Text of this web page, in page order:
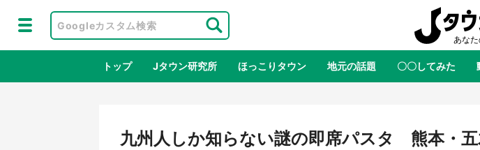
全国
東北
トップ Jタウン研究所 ほっこりタウン 地元の話題 〇〇してみた
地域×二次元 絶景 あの時はありがとう
九州人しか知らない謎の即席パスタ 熊本・五